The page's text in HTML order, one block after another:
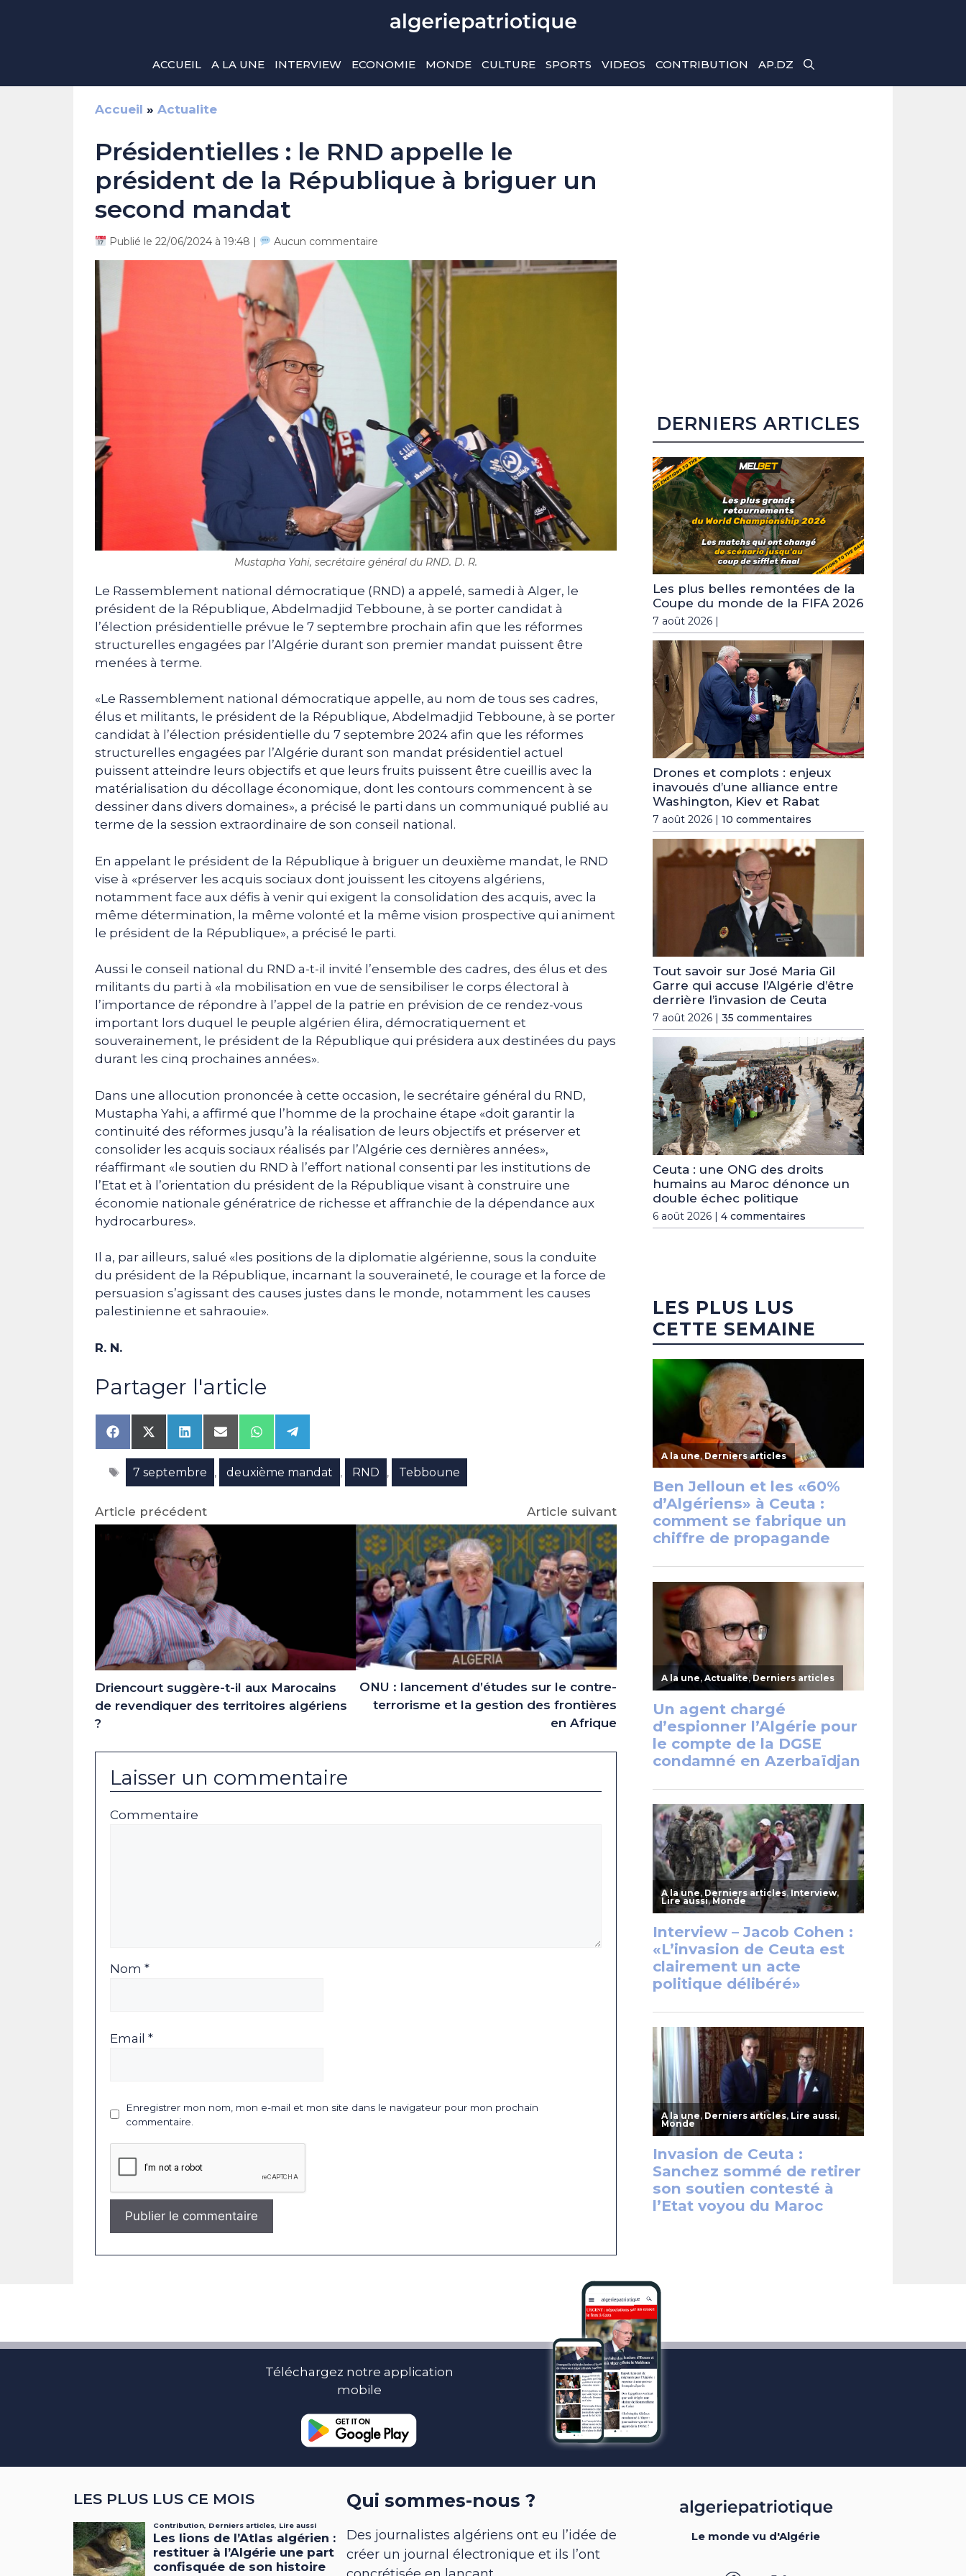
ACCUEIL A LA UNE INTERVIEW ECONOMIE MONDE CULTURE SPORTS VIDEOS CONTRIBUTION AP.DZ
Accueil » Actualite
Présidentielles : le RND appelle le
président de la République à briguer un
second mandat
Publié le 22/06/2024 à 19:48 | Aucun commentaire
Mustapha Yahi, secrétaire général du RND. D. R.
Le Rassemblement national démocratique (RND) a appelé, samedi à Alger, le
président de la République, Abdelmadjid Tebboune, à se porter candidat à
l’élection présidentielle prévue le 7 septembre prochain afin que les réformes
structurelles engagées par l’Algérie durant son premier mandat puissent être
menées à terme.
«Le Rassemblement national démocratique appelle, au nom de tous ses cadres,
élus et militants, le président de la République, Abdelmadjid Tebboune, à se porter
candidat à l’élection présidentielle du 7 septembre 2024 afin que les réformes
structurelles engagées par l’Algérie durant son mandat présidentiel actuel
puissent atteindre leurs objectifs et que leurs fruits puissent être cueillis avec la
matérialisation du décollage économique, dont les contours commencent à se
dessiner dans divers domaines», a précisé le parti dans un communiqué publié au
terme de la session extraordinaire de son conseil national.
En appelant le président de la République à briguer un deuxième mandat, le RND
vise à «préserver les acquis sociaux dont jouissent les citoyens algériens,
notamment face aux défis à venir qui exigent la consolidation des acquis, avec la
même détermination, la même volonté et la même vision prospective qui animent
le président de la République», a précisé le parti.
Aussi le conseil national du RND a-t-il invité l’ensemble des cadres, des élus et des
militants du parti à «la mobilisation en vue de sensibiliser le corps électoral à
l’importance de répondre à l’appel de la patrie en prévision de ce rendez-vous
important lors duquel le peuple algérien élira, démocratiquement et
souverainement, le président de la République qui présidera aux destinées du pays
durant les cinq prochaines années».
Dans une allocution prononcée à cette occasion, le secrétaire général du RND,
Mustapha Yahi, a affirmé que l’homme de la prochaine étape «doit garantir la
continuité des réformes jusqu’à la réalisation de leurs objectifs et préserver et
consolider les acquis sociaux réalisés par l’Algérie ces dernières années»,
réaffirmant «le soutien du RND à l’effort national consenti par les institutions de
l’Etat et à l’orientation du président de la République visant à construire une
économie nationale génératrice de richesse et affranchie de la dépendance aux
hydrocarbures».
Il a, par ailleurs, salué «les positions de la diplomatie algérienne, sous la conduite
du président de la République, incarnant la souveraineté, le courage et la force de
persuasion s’agissant des causes justes dans le monde, notamment les causes
palestinienne et sahraouie».
R. N.
Partager l'article
Share
on
Facebook
Share
on
X
(Twitter)
Share
on
LinkedIn
Share
on
Email
Share
on
WhatsApp
Share
on
Telegram
Étiquettes
7 septembre , deuxième mandat , RND , Tebboune
Article précédent
Driencourt suggère-t-il aux Marocains
de revendiquer des territoires algériens
?
Article suivant
ONU : lancement d’études sur le contre-
terrorisme et la gestion des frontières
en Afrique
Laisser un commentaire
Commentaire
Nom *
Email *
Enregistrer mon nom, mon e-mail et mon site dans le navigateur pour mon prochain
commentaire.
DERNIERS ARTICLES
Les plus belles remontées de la
Coupe du monde de la FIFA 2026
7 août 2026 |
Drones et complots : enjeux
inavoués d’une alliance entre
Washington, Kiev et Rabat
7 août 2026 | 10 commentaires
Tout savoir sur José Maria Gil
Garre qui accuse l’Algérie d’être
derrière l’invasion de Ceuta
7 août 2026 | 35 commentaires
Ceuta : une ONG des droits
humains au Maroc dénonce un
double échec politique
6 août 2026 | 4 commentaires
LES PLUS LUS
CETTE SEMAINE
Téléchargez notre application
mobile
LES PLUS LUS CE MOIS Qui sommes-nous ?
Des journalistes algériens ont eu l’idée de
créer un journal électronique et ils l’ont
Le monde vu d'Algérie